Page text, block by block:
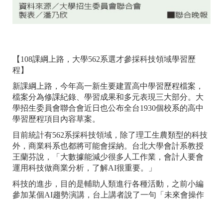
【108課綱上路，大學562系選才參採科技領域學習歷
程】
新課綱上路，今年高一新生要建置高中學習歷程檔案，
檔案分為修課紀錄、學習成果和多元表現三大部分。大
學招生委員會聯合會近日也公布全台1930個校系的高中
學習歷程項目內容草案。
目前統計有562系採科技領域，除了理工生農類型的科技
外，商業科系也都將可能會採納。台北大學會計系教授
王蘭芬說，「大數據能減少很多人工作業，會計人要會
運用科技做商業分析，了解AI很重要。」
科技的進步，目的是輔助人類進行各種活動，之前小編
參加某個AI趨勢演講，台上講者說了一句「未來會操作